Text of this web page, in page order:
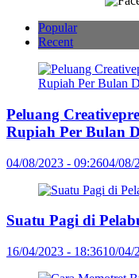
Popular
Recent
Peluang
Rupiah Per Bulan
04/08/2023 - 09:2604/08/
Suatu Pagi di
16/04/2023 - 18:3610/04/